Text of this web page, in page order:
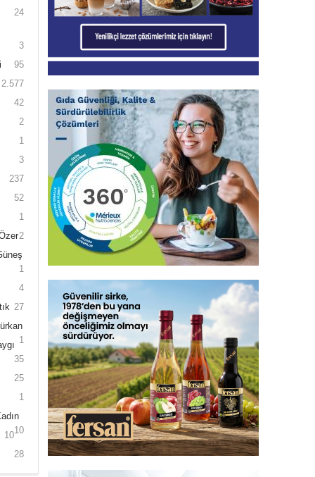
24
3
95
2.577
42
2
1
3
237
52
1
2
1
4
27
1
35
25
1
10
10
28